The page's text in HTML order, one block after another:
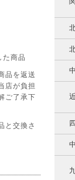
た商品
品を返送
店が負担
ご了承下
と交換さ